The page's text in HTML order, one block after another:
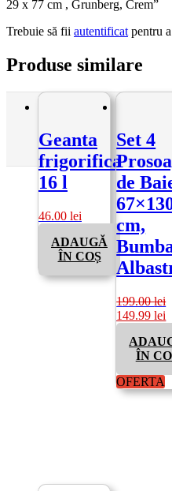
29 x 77 cm , Grunberg, Crem”
Trebuie să fii autentificat pentru
Produse similare
Geanta
frigorifica
16 l
46.00 lei
ADAUGĂ
ÎN COȘ
Set 4
de
cm,
199.00lei
Prețul
inițial
fost:
199.00 lei.
149.99lei
ÎN
OFERTA